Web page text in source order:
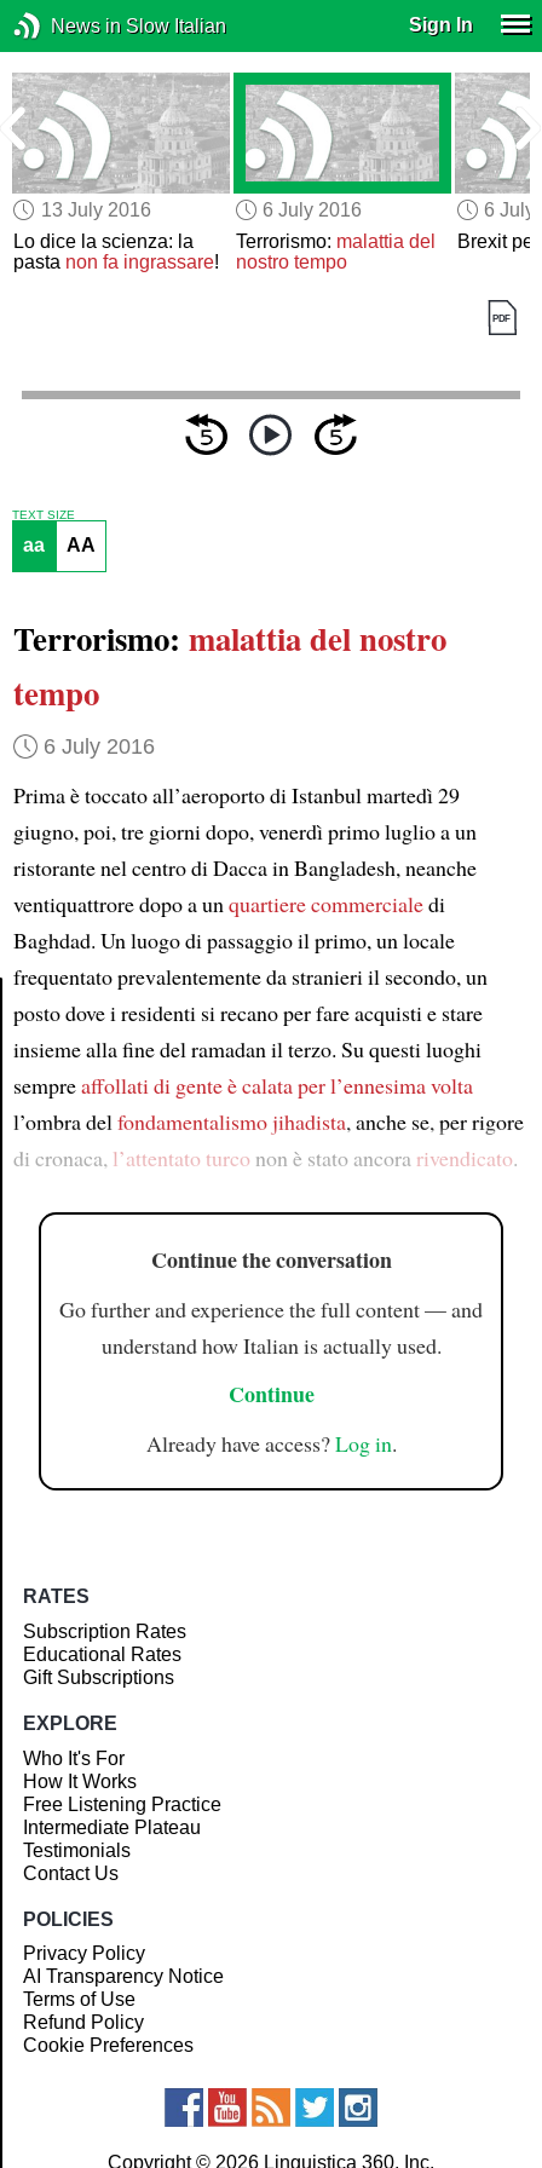
News in Slow Italian Sign In
13 July 2016
Lo dice la scienza: la
pasta non fa ingrassare!
6 July 2016
Terrorismo: malattia del
nostro tempo
6 July
Brexit
Article
TEXT SIZE
aa AA
Terrorismo: malattia del nostro
tempo
6 July 2016
Prima è toccato all’aeroporto di Istanbul martedì 29
giugno, poi, tre giorni dopo, venerdì primo luglio a un
ristorante nel centro di Dacca in Bangladesh, neanche
ventiquattrore dopo a unquartiere commercialedi
Baghdad. Un luogo di passaggio il primo, un locale
frequentato prevalentemente da stranieri il secondo, un
posto dove i residenti si recano per fare acquisti e stare
insieme alla fine del ramadan il terzo. Su questi luoghi
sempreaffollati di gente è calata per l’ennesima volta
l’ombra delfondamentalismo jihadista, anche se, per rigore
di cronaca, l’attentato turconon è stato ancora rivendicato.
Continue the conversation
Go further and experience the full content — and
understand how Italian is actually used.
Continue
Already have access?Log in.
RATES
Subscription Rates
Educational Rates
Gift Subscriptions
EXPLORE
Who It's For
How It Works
Free Listening Practice
Intermediate Plateau
Testimonials
Contact Us
POLICIES
Privacy Policy
AI Transparency Notice
Terms of Use
Refund Policy
Cookie Preferences
Copyright © 2026 Linguistica 360, Inc.